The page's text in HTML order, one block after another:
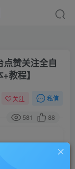
点赞关注全自
教程】
关注 私信
581 88